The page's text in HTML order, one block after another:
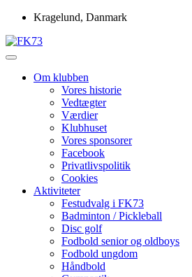
Skip
content
Kragelund, Danmark
FK73
Om klubben
Vores historie
Vedtægter
Værdier
Klubhuset
Vores sponsorer
Facebook
Privatlivspolitik
Cookies
Aktiviteter
Festudvalg i FK73
Badminton / Pickleball
Disc golf
Fodbold senior og oldboys
Fodbold ungdom
Håndbold